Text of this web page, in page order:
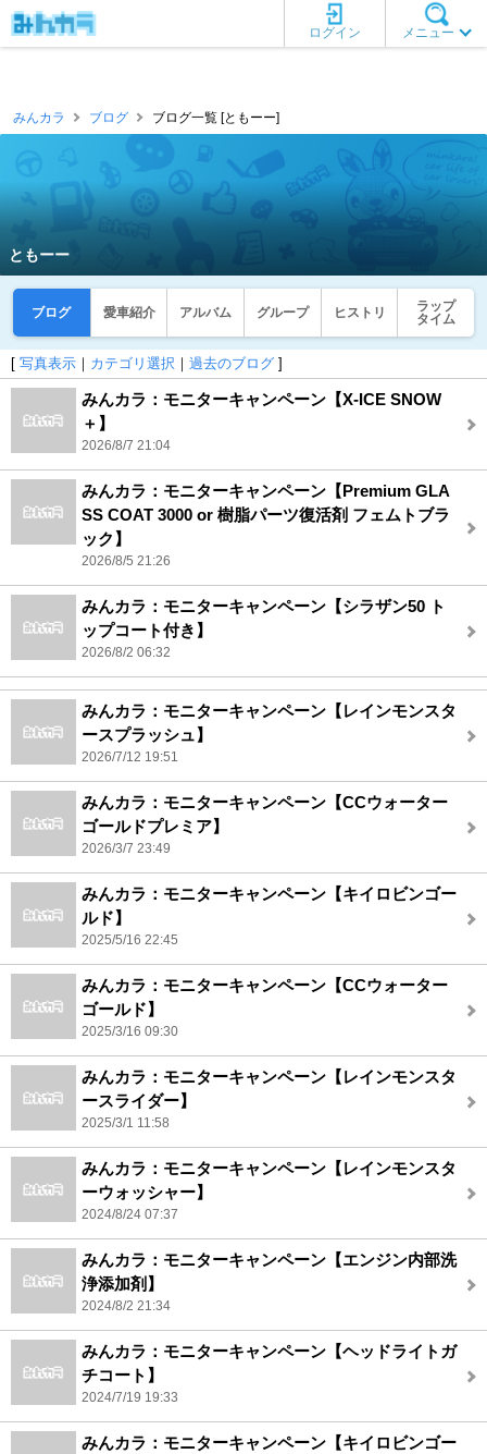
メニュー
ログイン
みんカラ ブログ ブログ一覧 [ともーー]
ともーー
ブログ 愛車紹介 アルバム グループ ヒストリ
ラップ
タイム
[ 写真表示 ｜ カテゴリ選択 ｜ 過去のブログ ]
みんカラ：モニターキャンペーン【X-ICE SNOW
＋】
2026/8/7 21:04
みんカラ：モニターキャンペーン【Premium GLA
SS COAT 3000 or 樹脂パーツ復活剤 フェムトブラ
ック】
2026/8/5 21:26
みんカラ：モニターキャンペーン【シラザン50 ト
ップコート付き】
2026/8/2 06:32
みんカラ：モニターキャンペーン【レインモンスタ
ースプラッシュ】
2026/7/12 19:51
みんカラ：モニターキャンペーン【CCウォーター
ゴールドプレミア】
2026/3/7 23:49
みんカラ：モニターキャンペーン【キイロビンゴー
ルド】
2025/5/16 22:45
みんカラ：モニターキャンペーン【CCウォーター
ゴールド】
2025/3/16 09:30
みんカラ：モニターキャンペーン【レインモンスタ
ースライダー】
2025/3/1 11:58
みんカラ：モニターキャンペーン【レインモンスタ
ーウォッシャー】
2024/8/24 07:37
みんカラ：モニターキャンペーン【エンジン内部洗
浄添加剤】
2024/8/2 21:34
みんカラ：モニターキャンペーン【ヘッドライトガ
チコート】
2024/7/19 19:33
みんカラ：モニターキャンペーン【キイロビンゴー